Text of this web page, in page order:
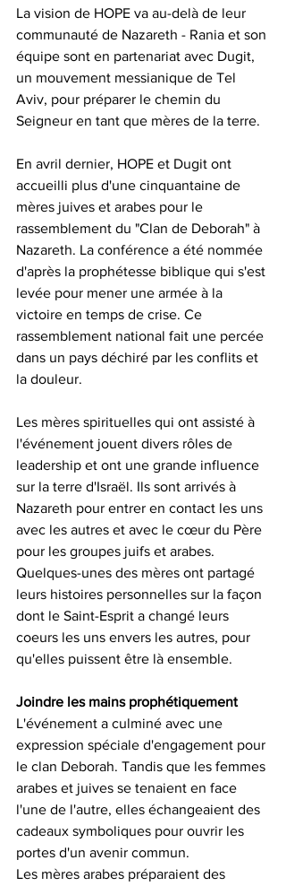
La vision de HOPE va au-delà de leur
communauté de Nazareth - Rania et son
équipe sont en partenariat avec Dugit,
un mouvement messianique de Tel
Aviv, pour préparer le chemin du
Seigneur en tant que mères de la terre.
En avril dernier, HOPE et Dugit ont
accueilli plus d'une cinquantaine de
mères juives et arabes pour le
rassemblement du "Clan de Deborah" à
Nazareth. La conférence a été nommée
d'après la prophétesse biblique qui s'est
levée pour mener une armée à la
victoire en temps de crise. Ce
rassemblement national fait une percée
dans un pays déchiré par les conflits et
la douleur.
Les mères spirituelles qui ont assisté à
l'événement jouent divers rôles de
leadership et ont une grande influence
sur la terre d'Israël. Ils sont arrivés à
Nazareth pour entrer en contact les uns
avec les autres et avec le cœur du Père
pour les groupes juifs et arabes.
Quelques-unes des mères ont partagé
leurs histoires personnelles sur la façon
dont le Saint-Esprit a changé leurs
coeurs les uns envers les autres, pour
qu'elles puissent être là ensemble.
Joindre les mains prophétiquement
L'événement a culminé avec une
expression spéciale d'engagement pour
le clan Deborah. Tandis que les femmes
arabes et juives se tenaient en face
l'une de l'autre, elles échangeaient des
cadeaux symboliques pour ouvrir les
portes d'un avenir commun.
Les mères arabes préparaient des